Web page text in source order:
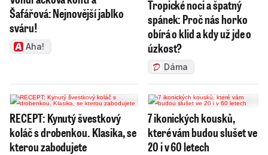
Šafářová: Nejnovější jablko
sváru!
Aha!
Tropické noci a špatný
spánek: Proč nás horko
obírá o klid a kdy už jde o
úzkost?
Dáma
RECEPT: Kynutý švestkový
koláč s drobenkou. Klasika, se
kterou zabodujete
7 ikonických kousků,
které vám budou slušet ve
20 i v 60 letech